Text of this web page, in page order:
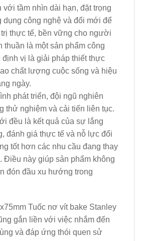
tầm nhìn dài hạn, đặt trọng
dụng công nghệ và đổi mới để
thực tế, bền vững cho người
thuần là một sản phẩm công
vị là giải pháp thiết thực
chất lượng cuộc sống và hiệu
ngày.
phát triển, đội ngũ nghiên
thử nghiệm và cải tiến liên tục.
đều là kết quả của sự lắng
đánh giá thực tế và nỗ lực đổi
tốt hơn các nhu cầu đang thay
Điều này giúp sản phẩm không
đón đầu xu hướng trong
Tuốc nơ vít bake Stanley
gắn liền với việc nhắm đến
và đáp ứng thói quen sử